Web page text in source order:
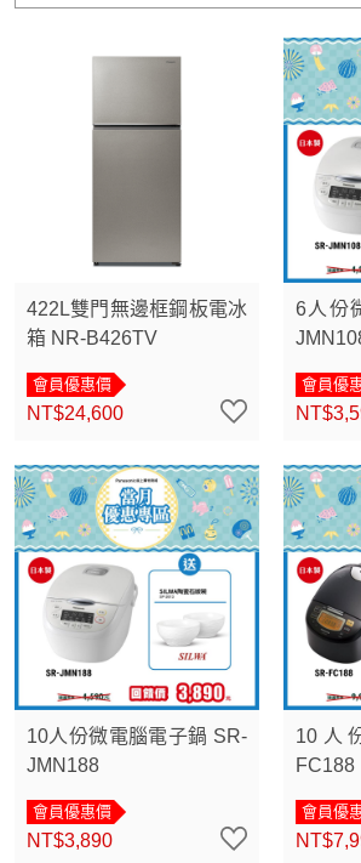
422L雙門無邊框鋼板電冰
箱 NR-B426TV
會員優惠價
NT$24,600
6人份
會員優
10人份微電腦電子鍋 SR-
JMN188
會員優惠價
NT$3,890
10人
FC188
會員優